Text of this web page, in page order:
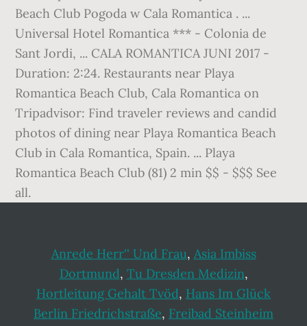
Beach Club Pogoda w Cala Romantica . ...
Universal Hotel Romantica *** - Colonia de
Sant Jordi, ... CALA ROMANTICA JUNI 2017 -
Duration: 2:24. Restaurants near Playa
Romantica Beach Club, Cala Romantica on
Tripadvisor: Find traveler reviews and candid
photos of dining near Playa Romantica Beach
Club in Cala Romantica, Spain. ... Playa
Romantica Beach Club (81) 2 min $$ - $$$ See
all.
Anrede Herr'' Und Frau, Asia Imbiss
Dortmund, Tu Dresden Medizin,
Hortleitung Gehalt Tvöd, Hans Im Glück
Berlin Friedrichstraße, Freibad Steinheim